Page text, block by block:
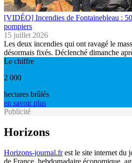
[VIDÉO] Incendies de Fontainebleau :
pompiers
15 juillet 2026
Les deux incendies qui ont ravagé le
désormais fixés. Déclenché dimanche
Le chiffre
2 000
hectares brûlés
en savoir plus
Publicité
Horizons
Horizons-journal.frest le site internet du